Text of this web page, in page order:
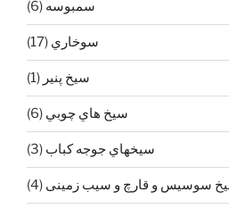
سمبوسه (6)
سوخاري (17)
سيخ پنير (1)
سيخ هاي چوبي (6)
سيخهاي جوجه كباب (3)
سوسیس و قارچ و سیب زمینی (4)